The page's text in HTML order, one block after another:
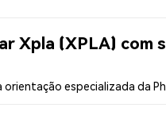
Xpla (XPLA) com
orientação especializada da